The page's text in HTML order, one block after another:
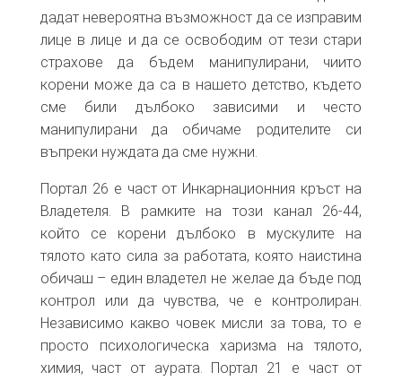
дадат невероятна възможност да се изправим
лице в лице и да се освободим от тези стари
страхове да бъдем манипулирани, чиито
корени може да са в нашето детство, където
сме били дълбоко зависими и често
манипулирани да обичаме родителите си
въпреки нуждата да сме нужни.
Портал 26 е част от Инкарнационния кръст на
Владетеля. В рамките на този канал 26-44,
който се корени дълбоко в мускулите на
тялото като сила за работата, която наистина
обичаш – един владетел не желае да бъде под
контрол или да чувства, че е контролиран.
Независимо какво човек мисли за това, то е
просто психологическа харизма на тялото,
химия, част от аурата. Портал 21 е част от